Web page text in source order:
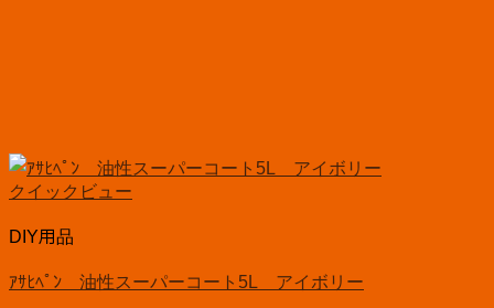
クイックビュー
DIY用品
ｱｻﾋﾍﾟﾝ 油性スーパーコート5L アイボリー